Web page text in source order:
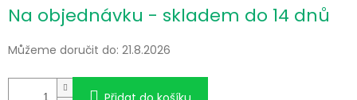
cena:
Na objednávku - skladem do 14 dnů
Můžeme doručit do: 21.8.2026